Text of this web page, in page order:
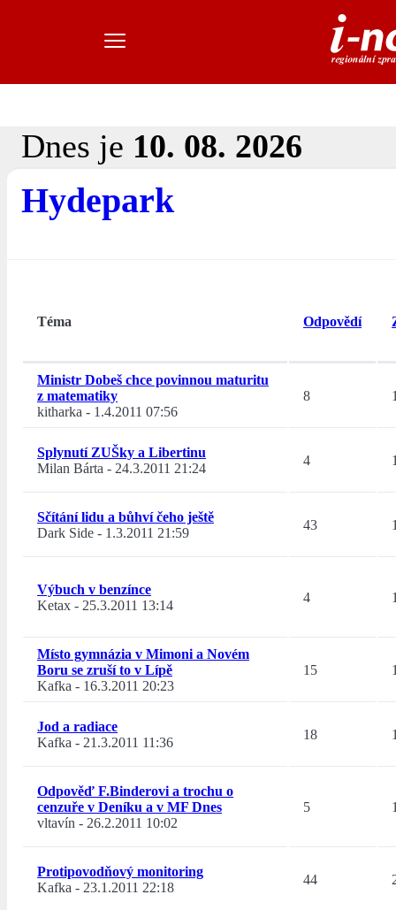
Dnes je 10. 08. 2026
Hydepark
Téma Odpovědí
Ministr Dobeš chce povinnou maturitu
z matematiky
kitharka - 1.4.2011 07:56
8
Splynutí ZUŠky a Libertinu
Milan Bárta - 24.3.2011 21:24
4
Sčítání lidu a bůhví čeho ještě
Dark Side - 1.3.2011 21:59
43
Výbuch v benzínce
Ketax - 25.3.2011 13:14
4
Místo gymnázia v Mimoni a Novém
Boru se zruší to v Lípě
Kafka - 16.3.2011 20:23
15
Jod a radiace
Kafka - 21.3.2011 11:36
18
Odpověď F.Binderovi a trochu o
cenzuře v Deníku a v MF Dnes
vltavín - 26.2.2011 10:02
5
Protipovodňový monitoring
Kafka - 23.1.2011 22:18
44